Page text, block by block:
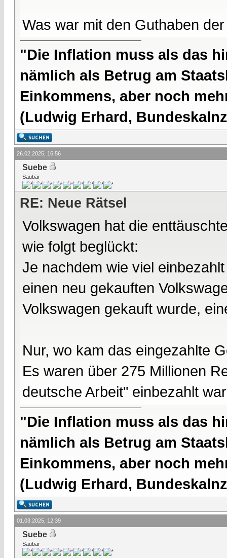
Was war mit den Guthaben
"Die Inflation muss als das
nämlich als Betrug am
Einkommens, aber noch
(Ludwig Erhard,
26.02.2025, 16:56
Suebe
Saubär
RE: Neue Rätsel
Volkswagen hat die
wie folgt beglückt:
Je nachdem wie viel
einen neu gekauften
Volkswagen gekauft wurde,
Nur, wo kam das eingezahlte
Es waren über 275 Millionen
deutsche Arbeit" einbezahlt
"Die Inflation muss als das
nämlich als Betrug am
Einkommens, aber noch
(Ludwig Erhard,
01.03.2025, 12:39
Suebe
Saubär